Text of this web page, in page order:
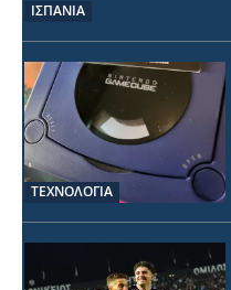
ΙΣΠΑΝΙΑ
ΤΕΧΝΟΛΟΓΙΑ